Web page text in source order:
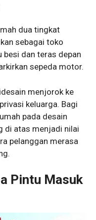
dua tingkat
sebagai toko
besi dan teras depan
sepeda motor.
menjorok ke
keluarga. Bagi
pada desain
di atas menjadi nilai
pelanggan merasa
Pintu Masuk